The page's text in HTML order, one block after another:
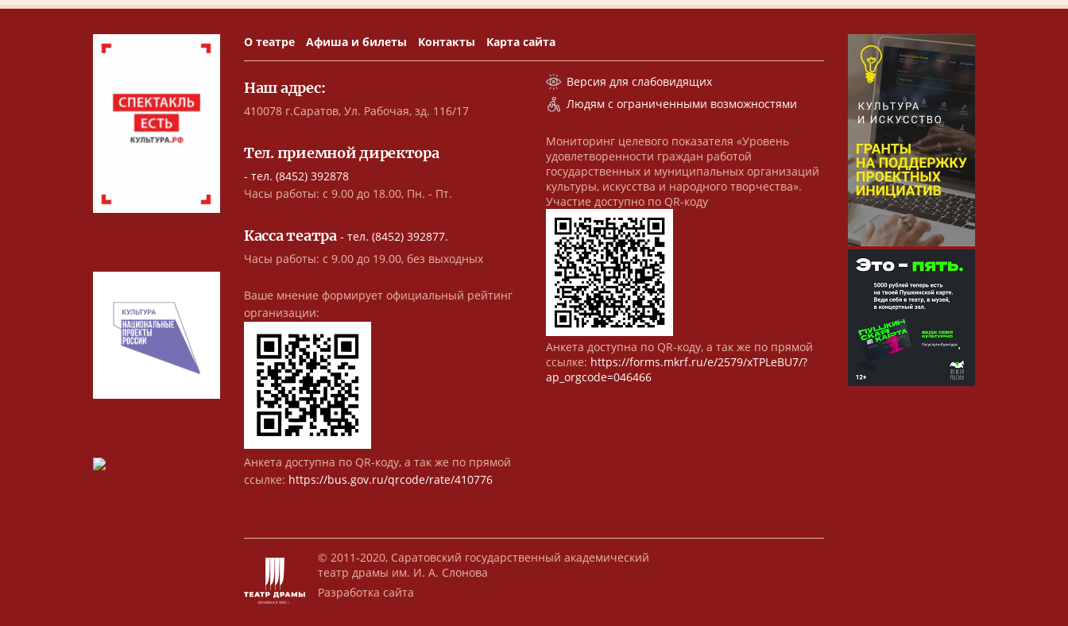
О театре Афиша и билеты Контакты Карта сайта
Наш адрес:
410078 г.Саратов, Ул. Рабочая, зд. 116/17
Тел. приемной директора
- тел. (8452) 392878
Часы работы: с 9.00 до 18.00, Пн. - Пт.
Касса театра- тел. (8452) 392877.
Часы работы: с 9.00 до 19.00, без выходных
Ваше мнение формирует официальный рейтинг
организации:
Анкета доступна по QR-коду, а так же по прямой
ссылке: https://bus.gov.ru/qrcode/rate/410776
Версия для слабовидящих
Людям с ограниченными возможностями
Мониторинг целевого показателя «Уровень
удовлетворенности граждан работой
государственных и муниципальных организаций
культуры, искусства и народного творчества».
Участие доступно по QR-коду
Анкета доступна по QR-коду, а так же по прямой
ссылке: https://forms.mkrf.ru/e/2579/xTPLeBU7/?
ap_orgcode=046466
© 2011-2020, Саратовский государственный академический
театр драмы им. И. А. Слонова
Разработка сайта